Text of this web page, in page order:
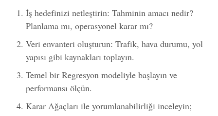
İş hedefinizi netleştirin: Tahminin amacı nedir?
Planlama mı, operasyonel karar mı?
Veri envanteri oluşturun: Trafik, hava durumu, yol
yapısı gibi kaynakları toplayın.
Temel bir Regresyon modeliyle başlayın ve
performansı ölçün.
Karar Ağaçları ile yorumlanabilirliği inceleyin;